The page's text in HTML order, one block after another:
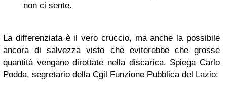
non ci sente.
La differenziata è il vero cruccio, ma anche la possibile
ancora di salvezza visto che eviterebbe che grosse
quantità vengano dirottate nella discarica. Spiega Carlo
Podda, segretario della Cgil Funzione Pubblica del Lazio: